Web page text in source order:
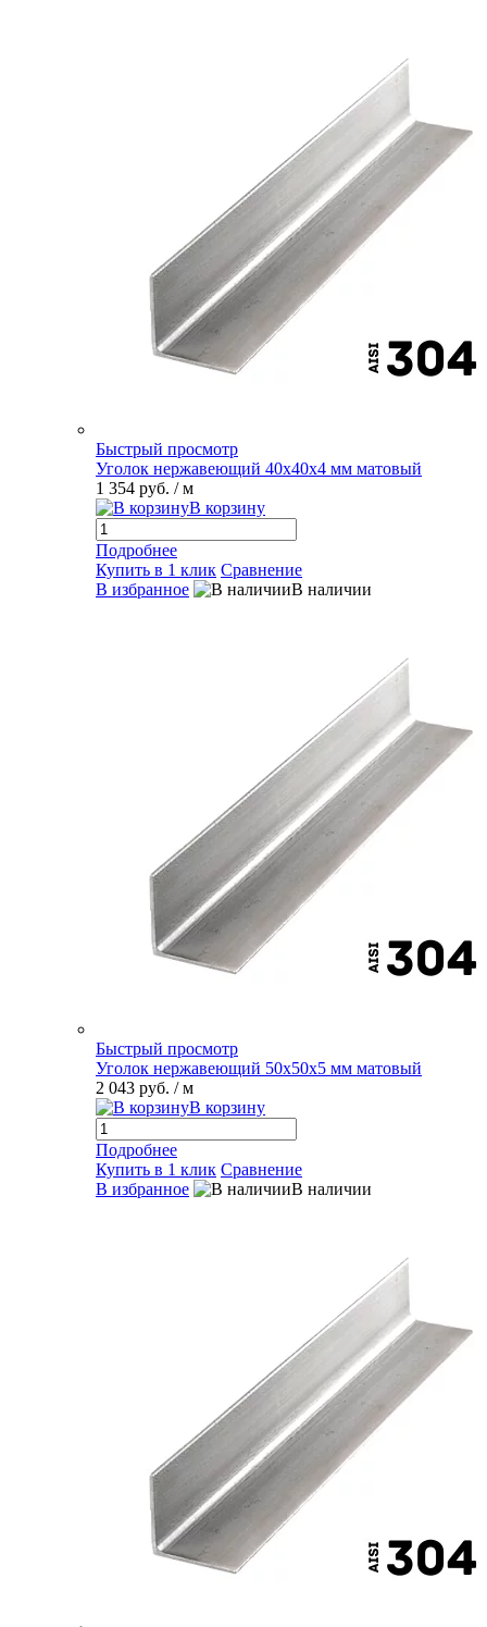
Быстрый просмотр
Уголок нержавеющий 40х40х4 мм матовый
1 354 руб. / м
В корзину
Подробнее
Купить в 1 клик Сравнение
В избранное
В наличии
Быстрый просмотр
Уголок нержавеющий 50х50х5 мм матовый
2 043 руб. / м
В корзину
Подробнее
Купить в 1 клик Сравнение
В избранное
В наличии